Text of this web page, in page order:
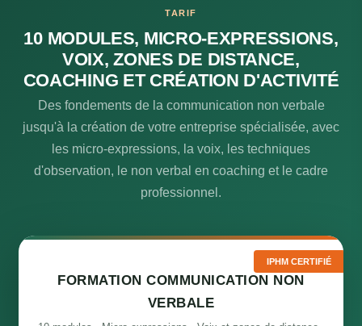
TARIF
10 MODULES, MICRO-EXPRESSIONS,
VOIX, ZONES DE DISTANCE,
COACHING ET CRÉATION D'ACTIVITÉ
Des fondements de la communication non verbale
jusqu'à la création de votre entreprise spécialisée, avec
les micro-expressions, la voix, les techniques
d'observation, le non verbal en coaching et le cadre
professionnel.
IPHM CERTIFIÉ
FORMATION COMMUNICATION NON
VERBALE